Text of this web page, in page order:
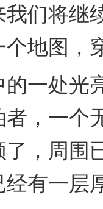
我们将继
个地图，
的一处光
者，一个
了，周围
经有一层